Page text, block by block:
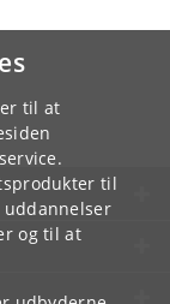
til at
til
uddannelser
og til at